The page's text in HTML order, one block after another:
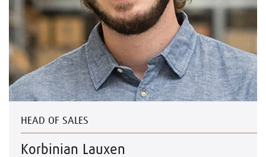
HEAD OF SALES
Korbinian Lauxen